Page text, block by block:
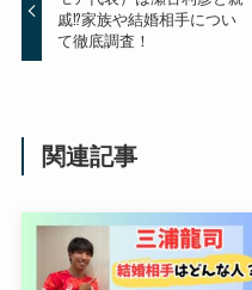
戚⁉家族や結婚相手につい
て徹底調査！
関連記事